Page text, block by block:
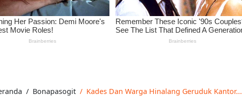
Bonapasogit Kades Dan Warga Hinalang Geruduk Kantor...